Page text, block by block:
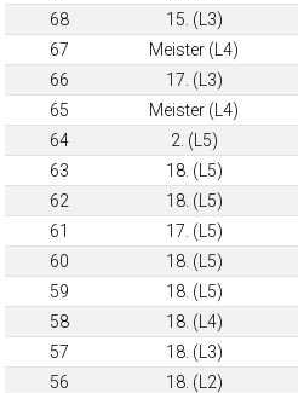
68
15. (L3)
67
Meister (L4)
66
17. (L3)
65
Meister (L4)
64
2. (L5)
63
18. (L5)
62
18. (L5)
61
17. (L5)
60
18. (L5)
59
18. (L5)
58
18. (L4)
57
18. (L3)
56
18. (L2)